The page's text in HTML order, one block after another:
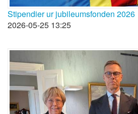
Stipendier ur jubileumsfonden 2026
2026-05-25 13:25